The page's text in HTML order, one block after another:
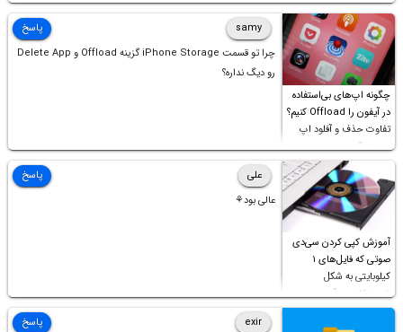
چگونه اپ‌های بی‌استفاده
در آیفون را Offload کنیم؟
تفاوت حذف و آفلود اپ
چیست؟
samy
چرا تو قسمت iPhone Storage گزینه Offload و Delete App
رو دیگ نداره؟
پاسخ
آموزش کپی کردن سی‌دی
صوتی که فایل‌های ۱
کیلوبایتی به شکل
شورت‌کات در آن موجود
است!
علی
عالی بود⚘
پاسخ
exir
پاسخ